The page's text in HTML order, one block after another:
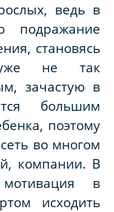
ведь в
подражание
становясь
уже не так
зачастую в
большим
поэтому
во многом
компании. В
мотивация в
исходить